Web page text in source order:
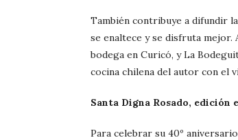
También contribuye a difundir
se enaltece y se disfruta mejor.
bodega en Curicó, y La
cocina chilena del autor con el
Santa Digna Rosado, edición
Para celebrar su 40º